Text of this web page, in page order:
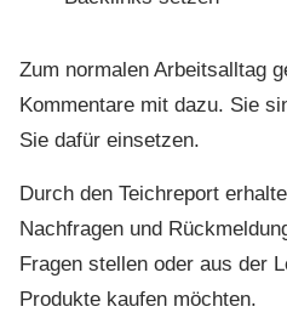
Zum normalen Arbeitsalltag
Kommentare mit dazu. Sie
Sie dafür einsetzen.
Durch den Teichreport
Nachfragen und
Fragen stellen oder aus der
Produkte kaufen möchten.